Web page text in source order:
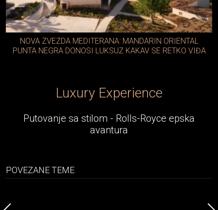
NOVA ZVEZDA MEDITERANA: MANDARIN ORIENTAL
PUNTA NEGRA DONOSI LUKSUZ KAKAV SE RETKO VIĐA
Luxury Experience
Putovanje sa stilom - Rolls-Royce epska
avantura
POVEZANE TEME